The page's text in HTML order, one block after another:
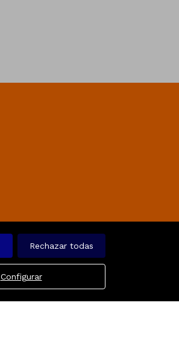
Rechazar todas
Configurar